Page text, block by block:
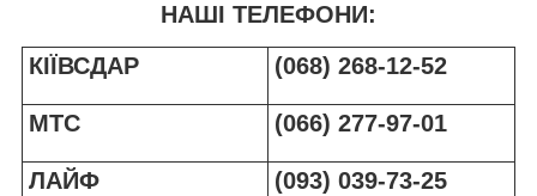
НАШІ ТЕЛЕФОНИ:
КІЇВСДАР
(068) 268-12-52
МТС (066) 277-97-01
ЛАЙФ (093) 039-73-25